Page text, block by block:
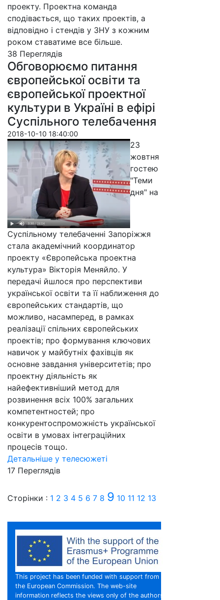
проекту. Проектна команда
сподівається, що таких проектів, а
відповідно і стендів у ЗНУ з кожним
роком ставатиме все більше.
38 Пере­гля­дів
Обговорюємо питання
європейської освіти та
європейської проектної
культури в Україні в ефірі
Суспільного телебачення
2018-10-10 18:40:00
23
жовтня
гостею
"Теми
дня" на
Суспільному телебаченні Запоріжжя
стала академічний координатор
проекту «Європейська проектна
культура» Вікторія Меняйло. У
передачі йшлося про перспективи
української освіти та її наближення до
європейських стандартів, що
можливо, насамперед, в рамках
реалізації спільних європейських
проектів; про формування ключових
навичок у майбутніх фахівців як
основне завдання університетів; про
проектну діяльність як
найефективніший метод для
розвинення всіх 100% загальних
компетентностей; про
конкурентоспроможність української
освіти в умовах інтеграційних
процесів тощо.
Детальніше у телесюжеті
17 Пере­гля­дів
Сторінки : 1 2 3 4 5 6 7 8 9 10 11 12 13
This project has been funded with support from
the European Commission. The web-site
information reflects the views only of the authors,